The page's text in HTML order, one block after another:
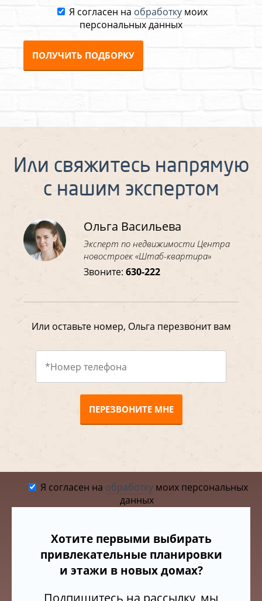
Я согласен на обработкумоих
персональных данных
ПОЛУЧИТЬ ПОДБОРКУ
Или свяжитесь напрямую
с нашим экспертом
Ольга Васильева
Эксперт по недвижимости Центра
новостроек «Штаб-квартира»
Звоните:630-222
Или оставьте номер, Ольга перезвонит вам
ПЕРЕЗВОНИТЕ МНЕ
Я согласен на обработкумоих персональных
данных
Хотите первыми выбирать
привлекательные планировки
и этажи в новых домах?